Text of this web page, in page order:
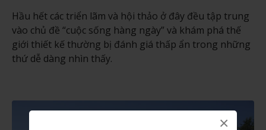
×
Hầu hết các triển lãm và hội thảo ở đây đều tập trung
vào chủ đề “cuộc sống hàng ngày” và khám phá thế
giới thiết kế thường bị đánh giá thấp ẩn trong những
thứ dễ dàng nhìn thấy.